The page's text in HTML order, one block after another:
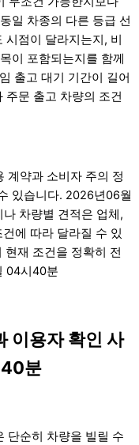
일 차종의 다른 등급 선
시점이 달라지는지, 비
이 포함되는지를 함께
출고 대기 기간이 길어
주문 출고 차량의 조건
약과 소비자 주의 정
있습니다. 2026년06월
차량별 견적은 업체,
에 따라 달라질 수 있
재 조건을 정확히 전
04시40분
이용자 확인 사
분
단순히 차량을 빌릴 수